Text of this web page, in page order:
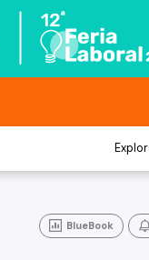
BlueBook